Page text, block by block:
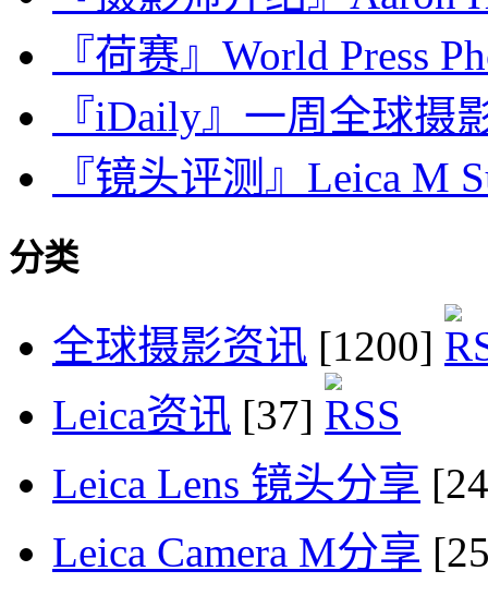
『荷赛』World Press
『iDaily』一周全球摄
『镜头评测』Leica M
分类
全球摄影资讯 [1200]
Leica资讯 [37]
Leica Lens 镜头分享
Leica Camera M分享